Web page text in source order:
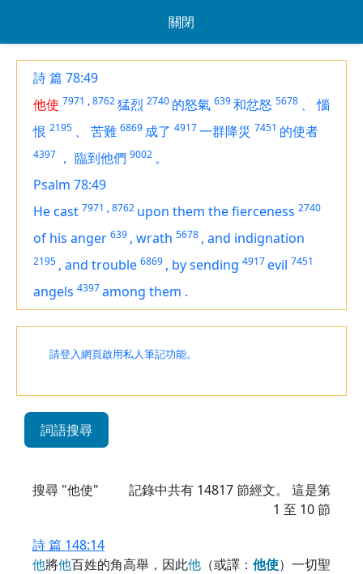
關閉
詩 篇 78:49
他使 7971 ,8762猛烈 2740 的怒氣 639和忿怒 5678 、
惱
恨 2195 、 苦難 6869 成了 4917一群降災 7451 的使者
4397 ， 臨到他們 9002 。
Psalm 78:49
He cast 7971 ,8762 upon them the fierceness 2740
of his anger 639 , wrath 5678 , and indignation
2195 , and trouble 6869 , by sending 4917evil 7451
angels 4397among them .
請登入網頁啟用私人筆記功能。
詞語搜尋
搜尋 "他使" 記錄中共有 14817節經文。 這是第
1 至 10 節
詩 篇 148:14
他將他百姓的角高舉，因此他 （或譯： 他使）一切聖